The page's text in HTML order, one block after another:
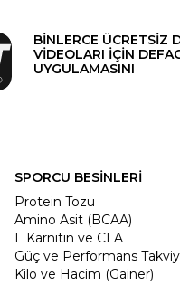
BİNLERCE ÜCRETSİZ
VİDEOLARI İÇİN
UYGULAMASINI
SPORCU BESİNLERİ
Protein Tozu
Amino Asit (BCAA)
L Karnitin ve CLA
Güç ve Performans
Kilo ve Hacim (Gainer)